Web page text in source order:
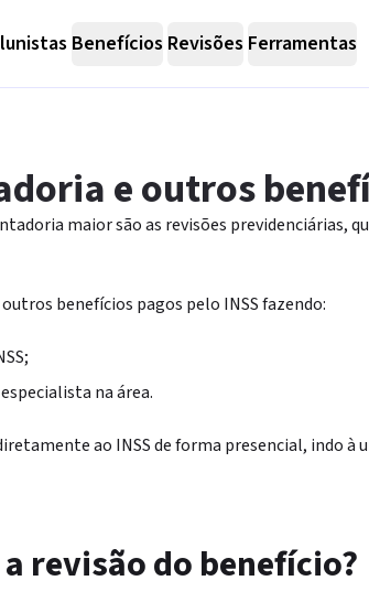
Benefícios Revisões Ferramentas
e outros
maior são as revisões previdenciárias,
benefícios pagos pelo INSS fazendo:
na área.
ao INSS de forma presencial, indo à
revisão do benefício?